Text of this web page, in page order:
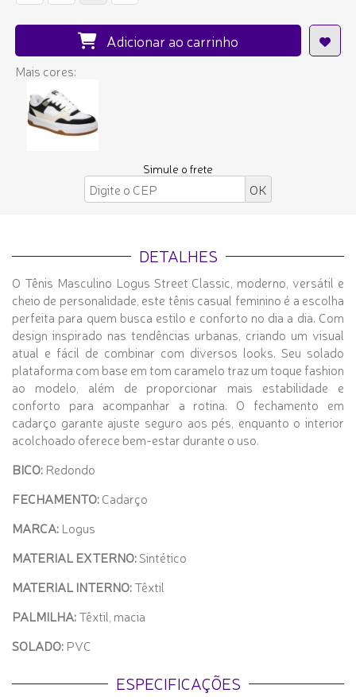
Adicionar ao carrinho
Mais cores:
Simule o frete
DETALHES
O Tênis Masculino Logus Street Classic, moderno, versátil e
cheio de personalidade, este tênis casual feminino é a escolha
perfeita para quem busca estilo e conforto no dia a dia. Com
design inspirado nas tendências urbanas, criando um visual
atual e fácil de combinar com diversos looks. Seu solado
plataforma com base em tom caramelo traz um toque fashion
ao modelo, além de proporcionar mais estabilidade e
conforto para acompanhar a rotina. O fechamento em
cadarço garante ajuste seguro aos pés, enquanto o interior
acolchoado oferece bem-estar durante o uso.
BICO: Redondo
FECHAMENTO:Cadarço
MARCA: Logus
MATERIAL EXTERNO:Sintético
MATERIAL INTERNO:Têxtil
PALMILHA:Têxtil, macia
SOLADO: PVC
ESPECIFICAÇÕES